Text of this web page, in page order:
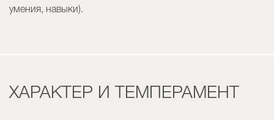
умения, навыки).
ХАРАКТЕР И ТЕМПЕРАМЕНТ